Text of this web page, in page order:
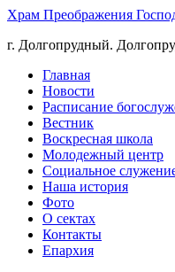
Храм Преображения
г. Долгопрудный.
Главная
Новости
Расписание
Вестник
Воскресная школа
Молодежный центр
Социальное
Наша история
Фото
О сектах
Контакты
Епархия